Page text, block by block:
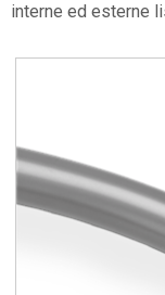
interne ed esterne